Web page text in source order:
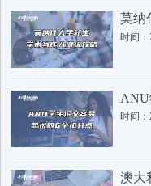
莫纳
时间：
ANU
时间：
澳大